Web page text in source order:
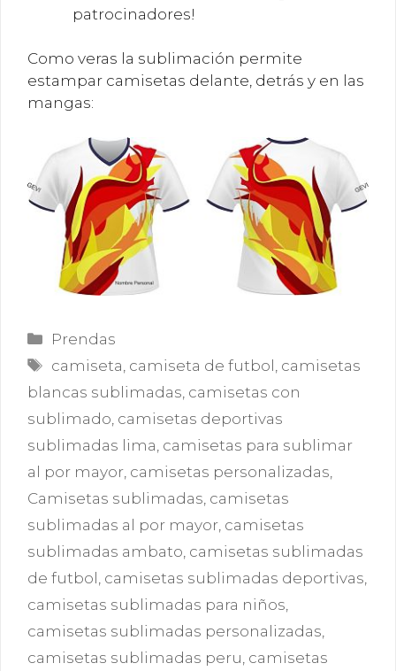
patrocinadores!
Como veras la sublimación permite
estampar camisetas delante, detrás y en las
mangas:
Categorías
Prendas
Etiquetas
camiseta camiseta de futbol camisetas
blancas sublimadas camisetas con
sublimado camisetas deportivas
sublimadas lima camisetas para sublimar
al por mayor camisetas personalizadas
Camisetas sublimadas camisetas
sublimadas al por mayor camisetas
sublimadas ambato camisetas sublimadas
de futbol camisetas sublimadas deportivas
camisetas sublimadas para niños
camisetas sublimadas personalizadas
camisetas sublimadas peru camisetas